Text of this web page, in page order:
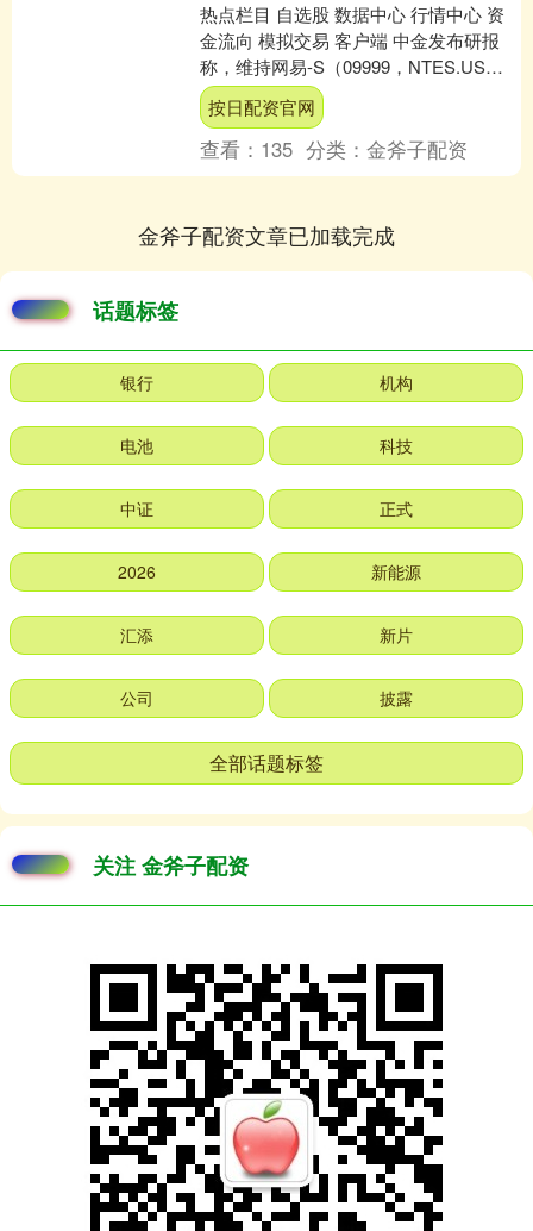
热点栏目 自选股 数据中心 行情中心 资
金流向 模拟交易 客户端 中金发布研报
称，维持网易-S（09999，NTES.US）
利润预测。现价对应港股16/15x、....
按日配资官网
查看： 135 分类：金斧子配资
金斧子配资文章已加载完成
话题标签
银行 机构
电池 科技
中证 正式
2026 新能源
汇添 新片
公司 披露
全部话题标签
关注 金斧子配资